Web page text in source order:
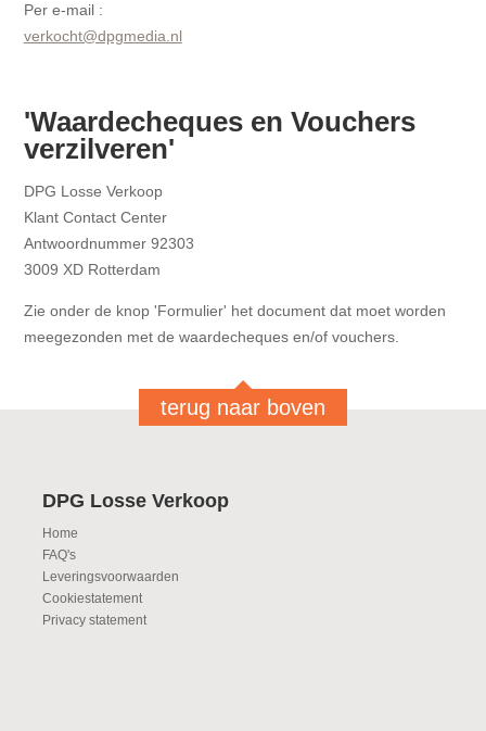
Per e-mail :
verkocht@dpgmedia.nl
'Waardecheques en Vouchers
verzilveren'
DPG Losse Verkoop
Klant Contact Center
Antwoordnummer 92303
3009 XD Rotterdam
Zie onder de knop 'Formulier' het document dat moet worden
meegezonden met de waardecheques en/of vouchers.
terug naar boven
DPG Losse Verkoop
Home
FAQ's
Leveringsvoorwaarden
Cookiestatement
Privacy statement